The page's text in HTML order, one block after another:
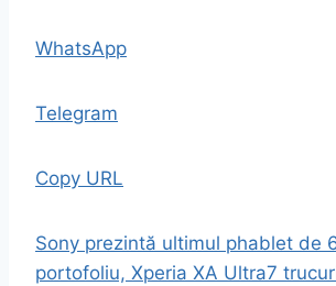
WhatsApp
Telegram
Copy URL
Sony prezintă ultimul phablet de
portofoliu, Xperia XA Ultra7